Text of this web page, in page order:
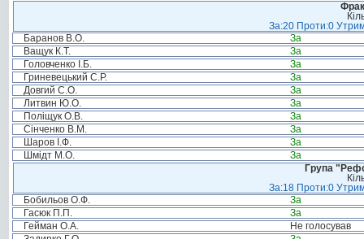
За:20 Проти:0
Баранов В.О.
За
Ващук К.Т.
За
Головченко І.Б.
За
Гриневецький С.Р.
За
Довгий С.О.
За
Литвин Ю.О.
За
Поліщук О.В.
За
Сінченко В.М.
За
Шаров І.Ф.
За
Шмідт М.О.
За
Група
За:18 Проти:0
Бобильов О.Ф.
За
Гасюк П.П.
За
Гейман О.А.
Не голосував